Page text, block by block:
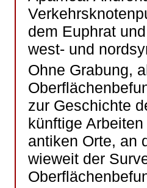
dem Euphrat
west- und
Ohne Grabung,
zur Geschichte
künftige
antiken Orte, an
wieweit der